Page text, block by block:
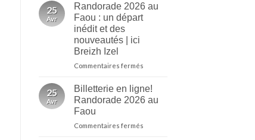
25
Avr
Randorade 2026 au
Faou : un départ
inédit et des
nouveautés | ici
Breizh Izel
Commentaires ferméssur
2026
au
Faou
un
25
Avr
Billetterie en ligne!
Randorade 2026 au
Faou
Commentaires ferméssur